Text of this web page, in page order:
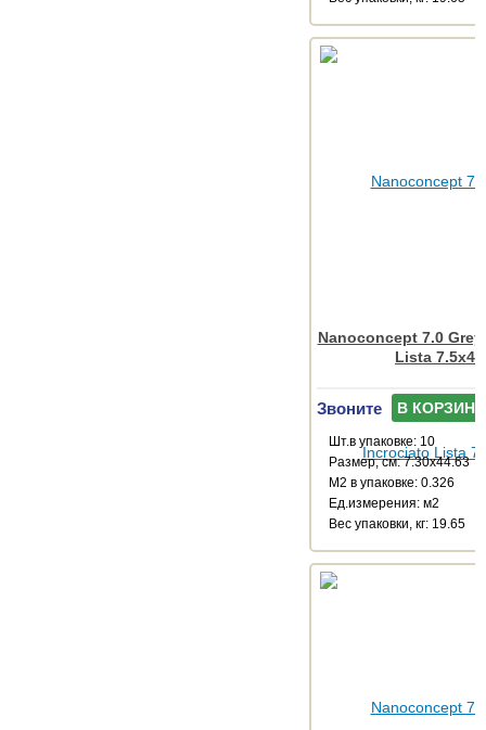
Nanoconcept 7.0
Lista 7.5x45
Звоните В КОРЗИНУ
Шт.в упаковке: 10
Размер, см: 7.30x44.63
М2 в упаковке: 0.326
Ед.измерения: м2
Веc упаковки, кг: 19.65